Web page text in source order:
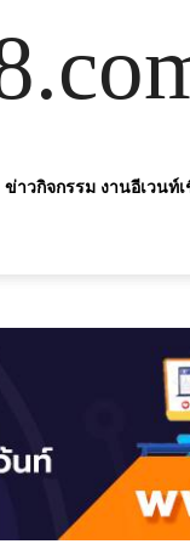
ข่าวกิจกรรม งานอีเวนท์